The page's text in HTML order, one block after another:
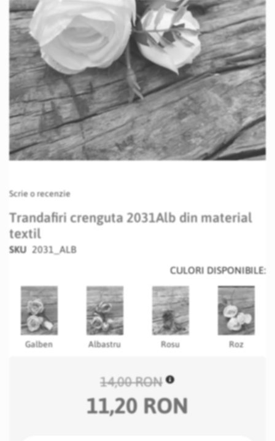
to
beginning
of
the
Scrie o recenzie
Trandafiri crenguta 2031Alb din material
textil
SKU 2031_ALB
CULORI DISPONIBILE:
Galben Albastru Rosu Roz
14,00 RON
11,20 RON